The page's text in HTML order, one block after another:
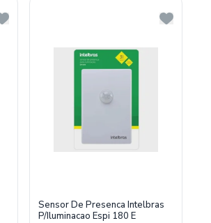
Sensor De Presenca Intelbras
P/Iluminacao Espi 180 E